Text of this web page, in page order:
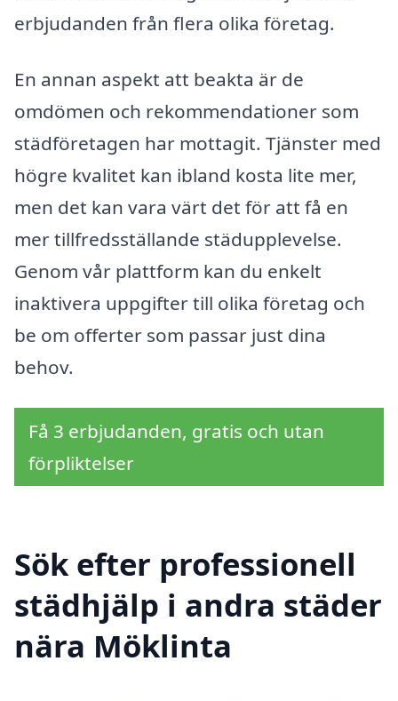
erbjudanden från flera olika företag.
En annan aspekt att beakta är de
omdömen och rekommendationer som
städföretagen har mottagit. Tjänster med
högre kvalitet kan ibland kosta lite mer,
men det kan vara värt det för att få en
mer tillfredsställande städupplevelse.
Genom vår plattform kan du enkelt
inaktivera uppgifter till olika företag och
be om offerter som passar just dina
behov.
Få 3 erbjudanden, gratis och utan
förpliktelser
Sök efter professionell
städhjälp i andra städer
nära Möklinta